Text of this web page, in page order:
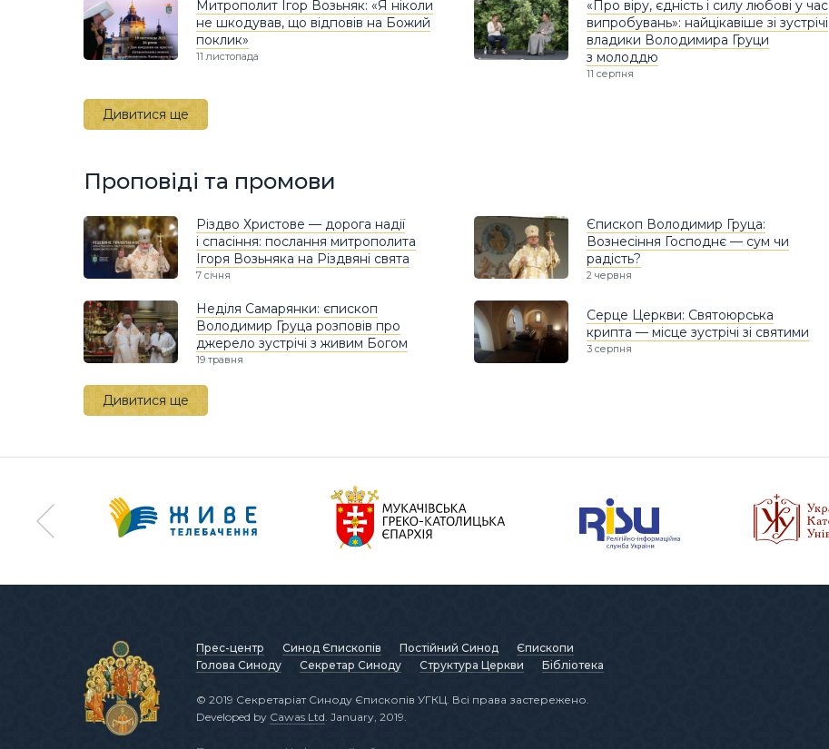
Митрополит Ігор Возьняк: «Я ніколи
не шкодував, що відповів на Божий
поклик»
11 листопада
«Про віру, єдність і силу любові у час
випробувань»: найцікавіше зі зустрічі
владики Володимира Груци
з молоддю
11 серпня
Дивитися ще
Проповіді та промови
Різдво Христове — дорога надії
і спасіння: послання митрополита
Ігоря Возьняка на Різдвяні свята
7 січня
Єпископ Володимир Груца:
Вознесіння Господнє — сум чи
радість?
2 червня
Неділя Самарянки: єпископ
Володимир Груца розповів про
джерело зустрічі з живим Богом
19 травня
Серце Церкви: Святоюрська
крипта — місце зустрічі зі святими
3 серпня
Дивитися ще
Прес-центр Синод Єпископів Постійний Синод
Єпископи
Голова Синоду
Секретар Синоду Структура Церкви Бібліотека
© 2019 Секретаріат Синоду Єпископів УГКЦ. Всі права застережено.
Developed by Cawas Ltd . January, 2019.